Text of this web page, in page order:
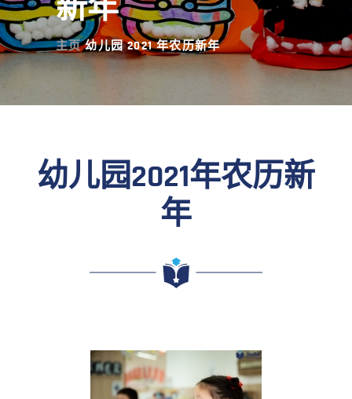
中文 (中国)
新年
主页 幼儿园 2021 年农历新年
幼儿园2021年农历新
年